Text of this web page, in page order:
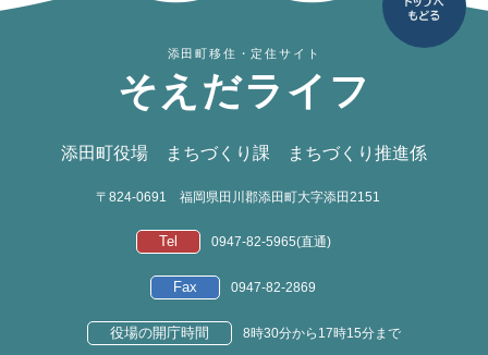
添田町移住・定住サイト
そえだライフ
添田町役場 まちづくり課 まちづくり推進係
〒824-0691 福岡県田川郡添田町大字添田2151
Tel 0947-82-5965(直通)
Fax 0947-82-2869
役場の開庁時間 8時30分から17時15分まで